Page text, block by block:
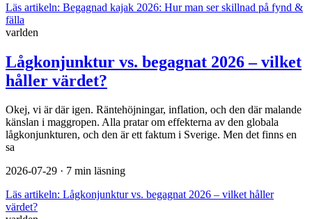
Läs artikeln: Begagnad kajak 2026: Hur man ser skillnad på fynd &
fälla
varlden
Lågkonjunktur vs. begagnat 2026 – vilket
håller värdet?
Okej, vi är där igen. Räntehöjningar, inflation, och den där malande
känslan i maggropen. Alla pratar om effekterna av den globala
lågkonjunkturen, och den är ett faktum i Sverige. Men det finns en
sa
2026-07-29 · 7 min läsning
Läs artikeln: Lågkonjunktur vs. begagnat 2026 – vilket håller
värdet?